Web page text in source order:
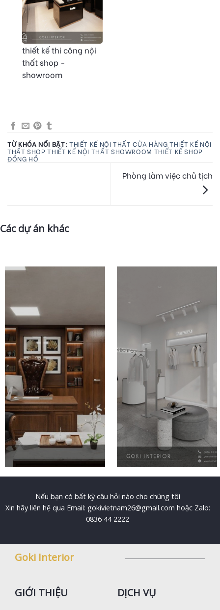
thiết kế thi công nội
thất shop -
showroom
TỪ KHÓA NỔI BẬT: THIẾT KẾ NỘI THẤT CỬA HÀNG THIẾT KẾ NỘI
THẤT SHOP THIẾT KẾ NỘI THẤT SHOWROOM THIẾT KẾ SHOP
ĐỒNG HỒ
Phòng làm việc chủ tịch
Các dự án khác
Nếu bạn có bất kỳ câu hỏi nào cho chúng tôi
Xin hãy liên hệ qua Email: gokivietnam26@gmail.com hoặc Zalo:
0836 44 2222
Goki Interior
GIỚI THIỆU DỊCH VỤ